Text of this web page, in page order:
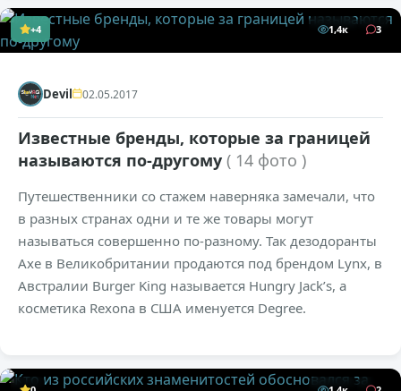
+4 1,4к 3
Devil 02.05.2017
Известные бренды, которые за границей
называются по-другому ( 14 фото )
Путешественники со стажем наверняка замечали, что
в разных странах одни и те же товары могут
называться совершенно по-разному. Так дезодоранты
Axe в Великобритании продаются под брендом Lynx, в
Австралии Burger King называется Hungry Jack’s, а
косметика Rexona в США именуется Degree.